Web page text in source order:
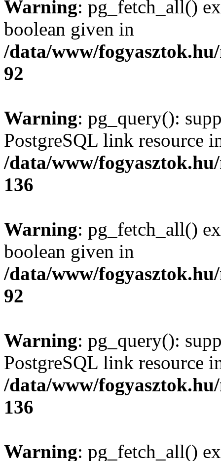
Warning: pg_fetch_all()
boolean given in
/data/www/
92
Warning: pg_query():
PostgreSQL link resource
/data/www/
136
Warning: pg_fetch_all()
boolean given in
/data/www/
92
Warning: pg_query():
PostgreSQL link resource
/data/www/
136
Warning: pg_fetch_all()